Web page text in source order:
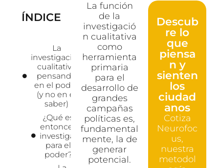
ÍNDICE
La
investigación
cualitativa
pensando
en el poder
(y no en el
saber)
¿Qué es
entonces
investigar
para el
poder?
La función
de la
investigació
n cualitativa
como
herramienta
primaria
para el
desarrollo de
grandes
campañas
políticas es,
fundamental
mente, la de
generar
potencial.
Descub
re lo
que
piensa
n y
sienten
los
ciudad
anos
Cotiza
Neurofoc
us,
nuestra
metodol